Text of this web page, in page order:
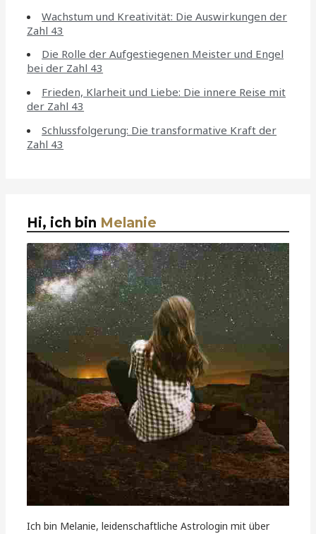
Wachstum und Kreativität: Die Auswirkungen der
Zahl 43
Die Rolle der Aufgestiegenen Meister und Engel
bei der Zahl 43
Frieden, Klarheit und Liebe: Die innere Reise mit
der Zahl 43
Schlussfolgerung: Die transformative Kraft der
Zahl 43
Hi, ich bin Melanie
Ich bin Melanie, leidenschaftliche Astrologin mit über